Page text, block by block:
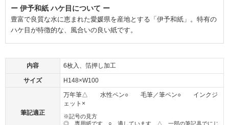
ー 伊予和紙 ハケ目について ー
豊富で良質な水に恵まれた愛媛県を産地とする「伊予和紙」。特有の
ハケ目が特徴的な、風合いの良い紙です。
内容 6枚入、箔押し加工
サイズ H148×W100
筆記適正
万年筆△ 水性ペン○ 毛筆／筆ペン○ インクジ
ェット×
※記号の見方
◎…専用紙です ○…適しています △…一部の筆記具でにじ